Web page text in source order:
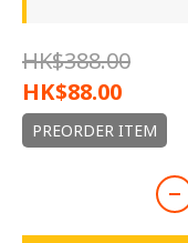
HK$388.00
HK$88.00
PREORDER ITEM